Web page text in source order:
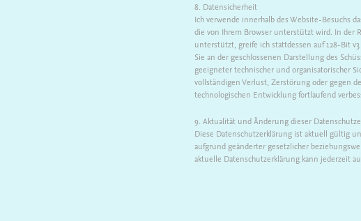
8. Datensicherheit
Ich verwende innerhalb des Website-Besuchs
die von Ihrem Browser unterstützt wird. In der
unterstützt, greife ich stattdessen auf 128-Bit
Sie an der geschlossenen Darstellung des
geeigneter technischer und organisatorischer
vollständigen Verlust, Zerstörung oder gegen
technologischen Entwicklung fortlaufend
9. Aktualität und Änderung dieser
Diese Datenschutzerklärung ist aktuell gültig
aufgrund geänderter gesetzlicher
aktuelle Datenschutzerklärung kann jederzeit